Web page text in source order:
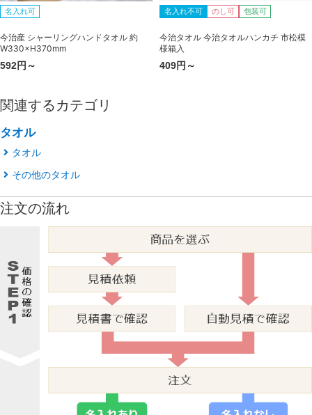
名入れ可
今治産 シャーリングハンドタオル 約
W330×H370mm
592円～
名入れ不可 のし可 包装可
今治タオル 今治タオルハンカチ 市松模
様箱入
409円～
関連するカテゴリ
タオル
タオル
その他のタオル
注文の流れ